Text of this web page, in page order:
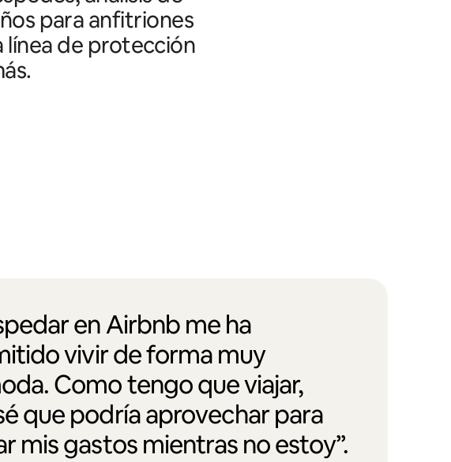
para anfitriones
línea de protección
en Airbnb me ha
vivir de forma muy
Como tengo que viajar,
que podría aprovechar para
mis gastos mientras no estoy”.